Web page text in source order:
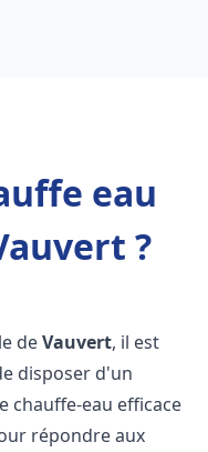
eau
?
deVauvert, il est
disposer d'un
chauffe-eau efficace
répondre aux